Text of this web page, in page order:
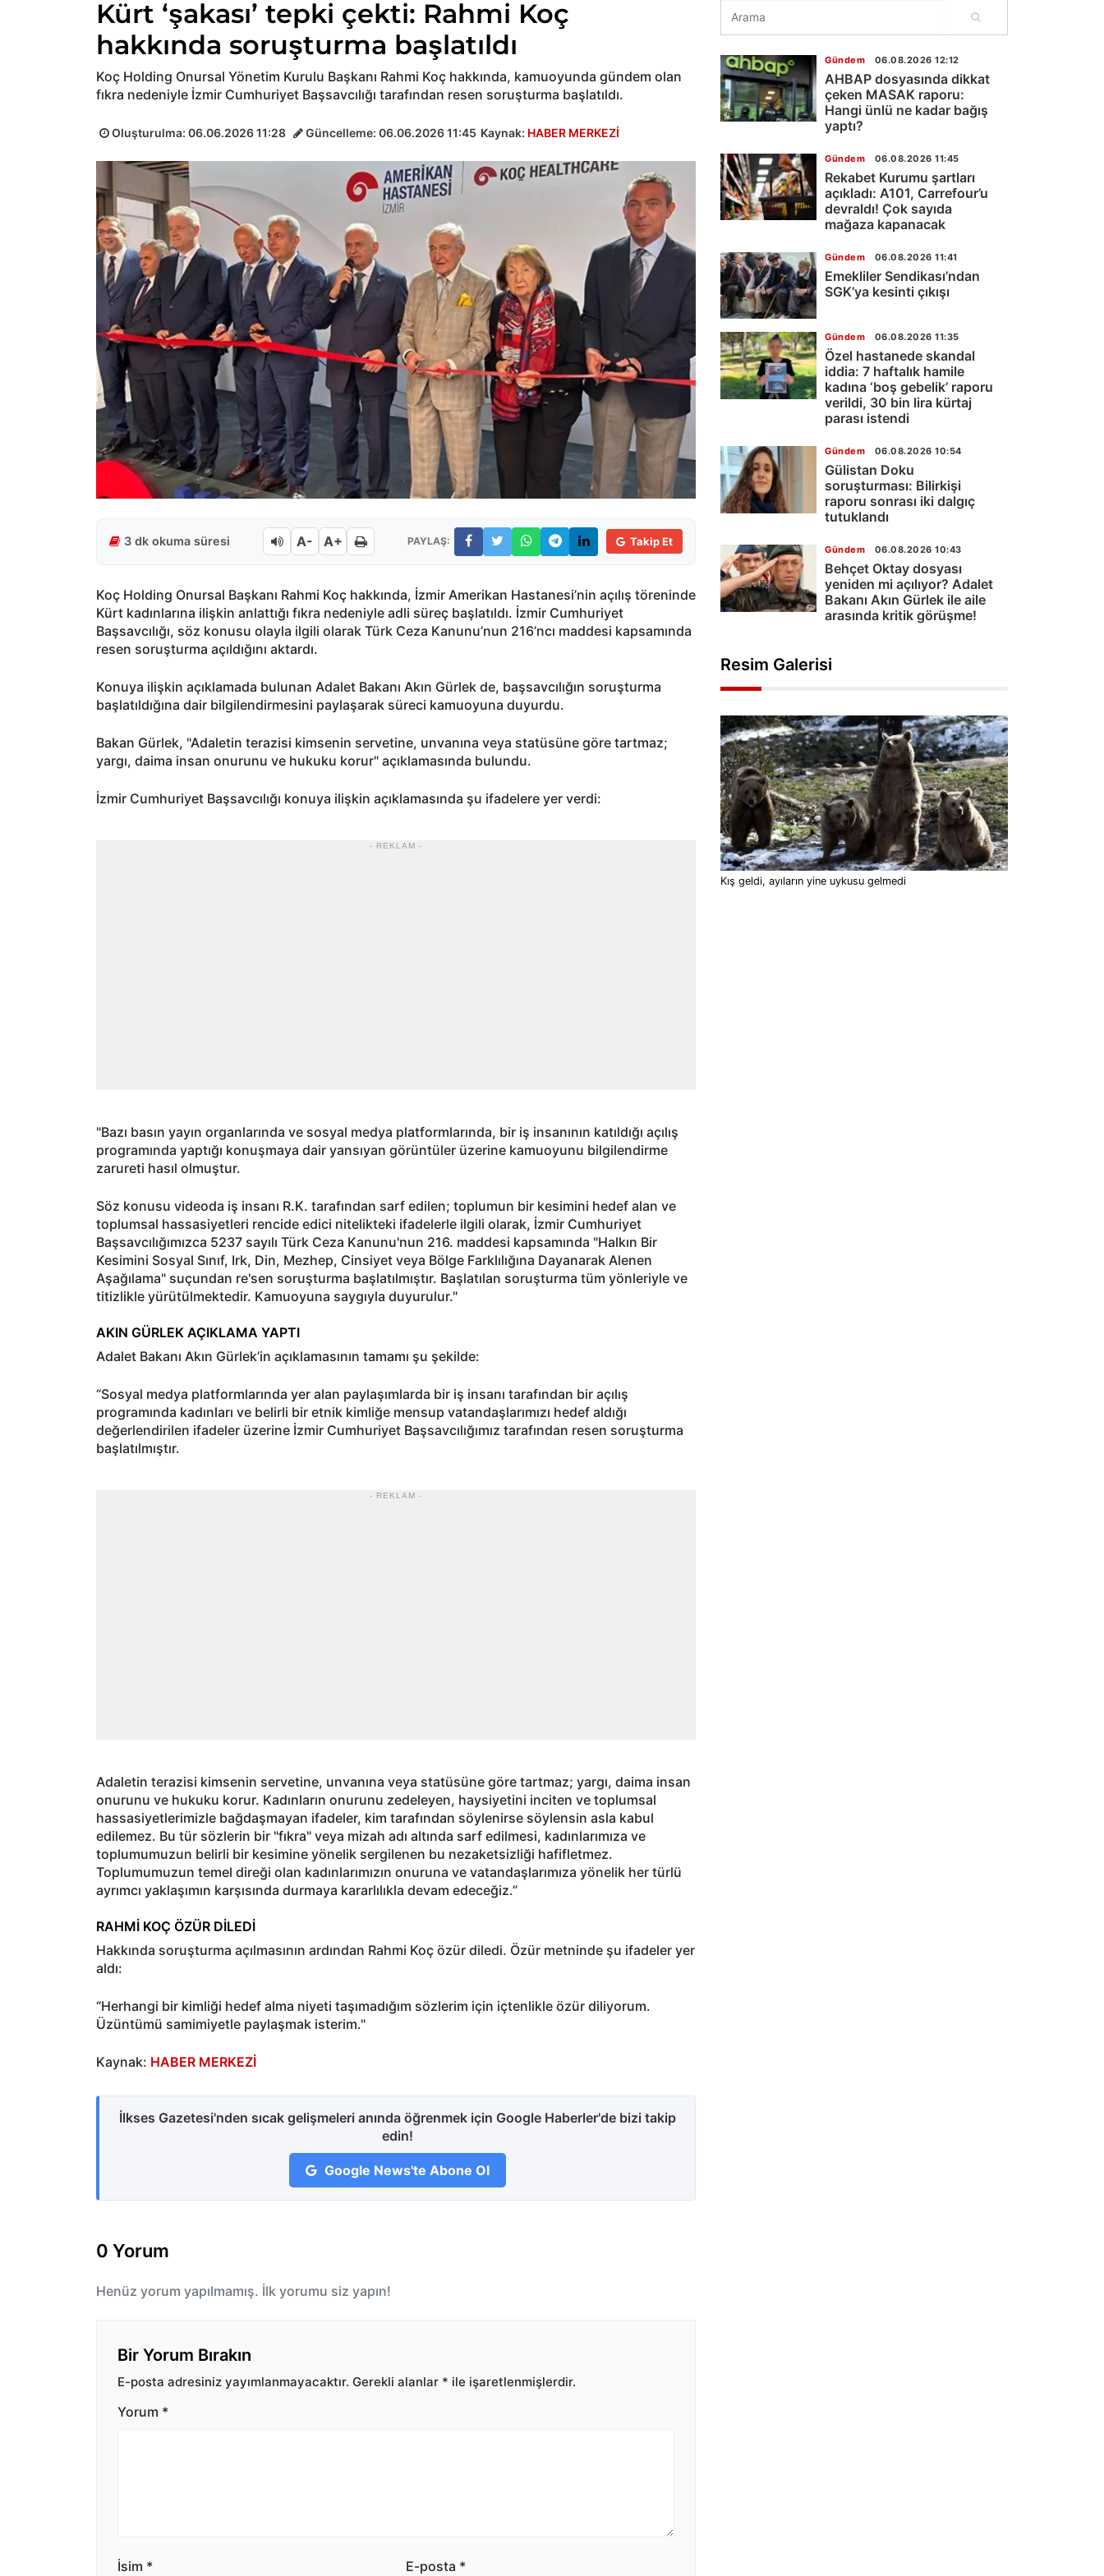
Kürt ‘şakası’ tepki çekti: Rahmi Koç
hakkında soruşturma başlatıldı
Koç Holding Onursal Yönetim Kurulu Başkanı Rahmi Koç hakkında, kamuoyunda gündem olan
fıkra nedeniyle İzmir Cumhuriyet Başsavcılığı tarafından resen soruşturma başlatıldı.
Oluşturulma: 06.06.2026 11:28 Güncelleme: 06.06.2026 11:45 Kaynak: HABER MERKEZİ
3 dk okuma süresi A- A+ PAYLAŞ: Takip Et
Koç Holding Onursal Başkanı Rahmi Koç hakkında, İzmir Amerikan Hastanesi’nin açılış töreninde
Kürt kadınlarına ilişkin anlattığı fıkra nedeniyle adli süreç başlatıldı. İzmir Cumhuriyet
Başsavcılığı, söz konusu olayla ilgili olarak Türk Ceza Kanunu’nun 216’ncı maddesi kapsamında
resen soruşturma açıldığını aktardı.
Konuya ilişkin açıklamada bulunan Adalet Bakanı Akın Gürlek de, başsavcılığın soruşturma
başlatıldığına dair bilgilendirmesini paylaşarak süreci kamuoyuna duyurdu.
Bakan Gürlek, "Adaletin terazisi kimsenin servetine, unvanına veya statüsüne göre tartmaz;
yargı, daima insan onurunu ve hukuku korur" açıklamasında bulundu.
İzmir Cumhuriyet Başsavcılığı konuya ilişkin açıklamasında şu ifadelere yer verdi:
- REKLAM -
"Bazı basın yayın organlarında ve sosyal medya platformlarında, bir iş insanının katıldığı açılış
programında yaptığı konuşmaya dair yansıyan görüntüler üzerine kamuoyunu bilgilendirme
zarureti hasıl olmuştur.
Söz konusu videoda iş insanı R.K. tarafından sarf edilen; toplumun bir kesimini hedef alan ve
toplumsal hassasiyetleri rencide edici nitelikteki ifadelerle ilgili olarak, İzmir Cumhuriyet
Başsavcılığımızca 5237 sayılı Türk Ceza Kanunu'nun 216. maddesi kapsamında "Halkın Bir
Kesimini Sosyal Sınıf, Irk, Din, Mezhep, Cinsiyet veya Bölge Farklılığına Dayanarak Alenen
Aşağılama" suçundan re'sen soruşturma başlatılmıştır. Başlatılan soruşturma tüm yönleriyle ve
titizlikle yürütülmektedir. Kamuoyuna saygıyla duyurulur."
AKIN GÜRLEK AÇIKLAMA YAPTI
Adalet Bakanı Akın Gürlek’in açıklamasının tamamı şu şekilde:
“Sosyal medya platformlarında yer alan paylaşımlarda bir iş insanı tarafından bir açılış
programında kadınları ve belirli bir etnik kimliğe mensup vatandaşlarımızı hedef aldığı
değerlendirilen ifadeler üzerine İzmir Cumhuriyet Başsavcılığımız tarafından resen soruşturma
başlatılmıştır.
- REKLAM -
Adaletin terazisi kimsenin servetine, unvanına veya statüsüne göre tartmaz; yargı, daima insan
onurunu ve hukuku korur. Kadınların onurunu zedeleyen, haysiyetini inciten ve toplumsal
hassasiyetlerimizle bağdaşmayan ifadeler, kim tarafından söylenirse söylensin asla kabul
edilemez. Bu tür sözlerin bir "fıkra" veya mizah adı altında sarf edilmesi, kadınlarımıza ve
toplumumuzun belirli bir kesimine yönelik sergilenen bu nezaketsizliği hafifletmez.
Toplumumuzun temel direği olan kadınlarımızın onuruna ve vatandaşlarımıza yönelik her türlü
ayrımcı yaklaşımın karşısında durmaya kararlılıkla devam edeceğiz.”
RAHMİ KOÇ ÖZÜR DİLEDİ
Hakkında soruşturma açılmasının ardından Rahmi Koç özür diledi. Özür metninde şu ifadeler yer
aldı:
“Herhangi bir kimliği hedef alma niyeti taşımadığım sözlerim için içtenlikle özür diliyorum.
Üzüntümü samimiyetle paylaşmak isterim."
Kaynak: HABER MERKEZİ
İlkses Gazetesi'nden sıcak gelişmeleri anında öğrenmek için Google Haberler'de bizi takip
edin!
Google News'te Abone Ol
0 Yorum
Henüz yorum yapılmamış. İlk yorumu siz yapın!
Bir Yorum Bırakın
E-posta adresiniz yayımlanmayacaktır. Gerekli alanlar * ile işaretlenmişlerdir.
Yorum *
İsim * E-posta *
Gündem 06.08.2026 12:12
AHBAP dosyasında dikkat
çeken MASAK raporu:
Hangi ünlü ne kadar bağış
yaptı?
Gündem 06.08.2026 11:45
Rekabet Kurumu şartları
açıkladı: A101, Carrefour’u
devraldı! Çok sayıda
mağaza kapanacak
Gündem 06.08.2026 11:41
Emekliler Sendikası’ndan
SGK’ya kesinti çıkışı
Gündem 06.08.2026 11:35
Özel hastanede skandal
iddia: 7 haftalık hamile
kadına ‘boş gebelik’ raporu
verildi, 30 bin lira kürtaj
parası istendi
Gündem 06.08.2026 10:54
Gülistan Doku
soruşturması: Bilirkişi
raporu sonrası iki dalgıç
tutuklandı
Gündem 06.08.2026 10:43
Behçet Oktay dosyası
yeniden mi açılıyor? Adalet
Bakanı Akın Gürlek ile aile
arasında kritik görüşme!
Resim Galerisi
Kış geldi, ayıların yine uykusu gelmedi